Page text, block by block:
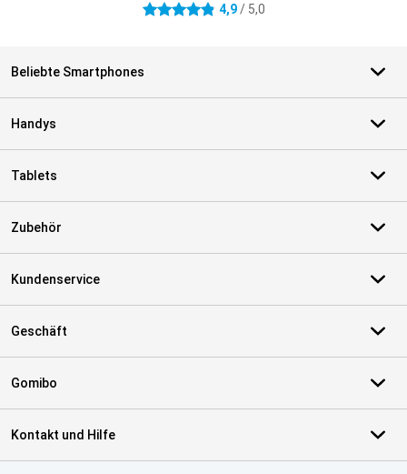
4.9 Sterne 4,9/ 5,0
Beliebte Smartphones
Handys
Tablets
Zubehör
Kundenservice
Geschäft
Gomibo
Kontakt und Hilfe